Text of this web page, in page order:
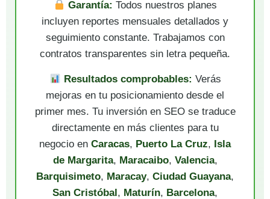
Garantía: Todos nuestros planes
incluyen reportes mensuales detallados y
seguimiento constante. Trabajamos con
contratos transparentes sin letra pequeña.
Resultados comprobables: Verás
mejoras en tu posicionamiento desde el
primer mes. Tu inversión en SEO se traduce
directamente en más clientes para tu
negocio en Caracas, Puerto La Cruz, Isla
de Margarita, Maracaibo, Valencia,
Barquisimeto, Maracay, Ciudad Guayana,
San Cristóbal, Maturín, Barcelona,